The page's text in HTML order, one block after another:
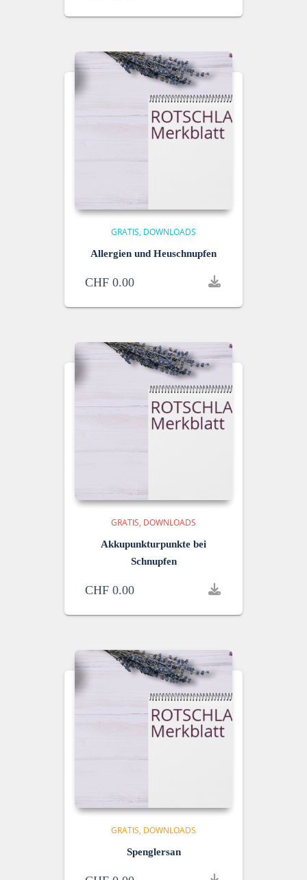
GRATIS DOWNLOADS
Allergien und Heuschnupfen
CHF 0.00
GRATIS DOWNLOADS
Akkupunkturpunkte bei
Schnupfen
CHF 0.00
GRATIS DOWNLOADS
Spenglersan